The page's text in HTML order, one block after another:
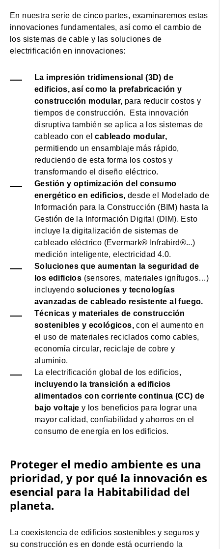
En nuestra serie de cinco partes, examinaremos estas
innovaciones fundamentales, así como el cambio de
los sistemas de cable y las soluciones de
electrificación en innovaciones:
La impresión tridimensional (3D) de
edificios, así como la prefabricación y
construcción modular, para reducir costos y
tiempos de construcción. Esta innovación
disruptiva también se aplica a los sistemas de
cableado con elcableado modular,
permitiendo un ensamblaje más rápido,
reduciendo de esta forma los costos y
transformando el diseño eléctrico.
Gestión y optimización del consumo
energético en edificios, desde el Modelado de
Información para la Construcción (BIM) hasta la
Gestión de la Información Digital (DIM). Esto
incluye la digitalización de sistemas de
cableado eléctrico (Evermark® Infrabird®...)
medición inteligente, electricidad 4.0.
Soluciones que aumentan la seguridad de
los edificios (sensores, materiales ignífugos…)
incluyendosoluciones y tecnologías
avanzadas de cableado resistente al fuego.
Técnicas y materiales de construcción
sostenibles y ecológicos,con el aumento en
el uso de materiales reciclados como cables,
economía circular, reciclaje de cobre y
aluminio.
La electrificación global de los edificios,
incluyendo la transición a edificios
alimentados con corriente continua (CC) de
bajo voltajey los beneficios para lograr una
mayor calidad, confiabilidad y ahorros en el
consumo de energía en los edificios.
Proteger el medio ambiente es una
prioridad, y por qué la innovación es
esencial para la Habitabilidad del
planeta.
La coexistencia de edificios sostenibles y seguros y
su construcción es en donde está ocurriendo la